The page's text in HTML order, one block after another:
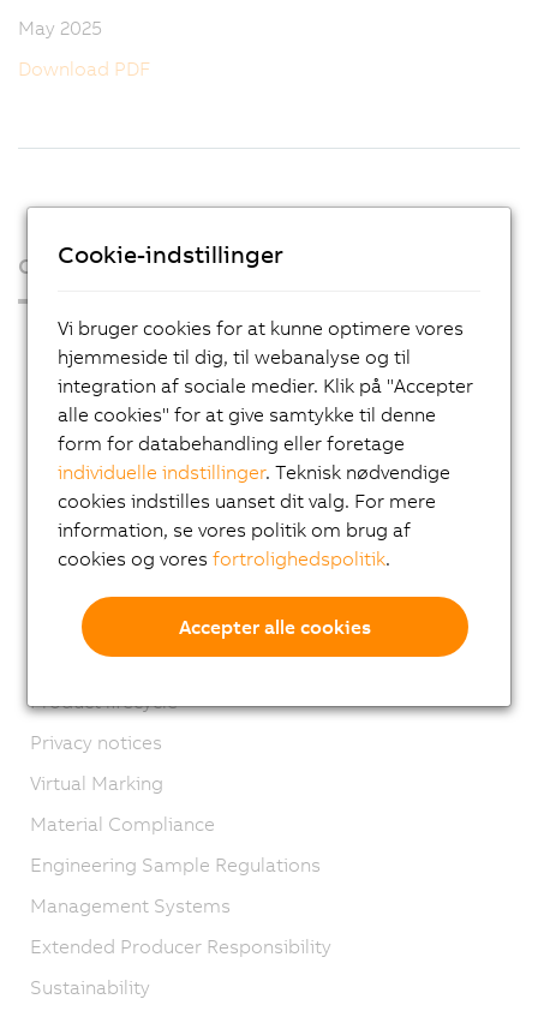
May 2025
Download PDF
Organisation
Press Room
Blog
AutoMates
Email news service
Karriere
Lokationer
Imprint
Product lifecycle
Privacy notices
Virtual Marking
Material Compliance
Engineering Sample Regulations
Management Systems
Extended Producer Responsibility
Sustainability
Cookie-indstillinger
Vi bruger cookies for at kunne optimere vores
hjemmeside til dig, til webanalyse og til
integration af sociale medier. Klik på "Accepter
alle cookies" for at give samtykke til denne
form for databehandling eller foretage
individuelle indstillinger. Teknisk nødvendige
cookies indstilles uanset dit valg. For mere
information, se vores politik om brug af
cookies og voresfortrolighedspolitik.
Accepter alle cookies